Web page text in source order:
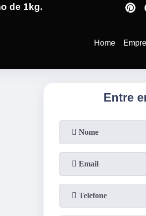
de 1kg.
3701-4682 (19)
Home
Entre